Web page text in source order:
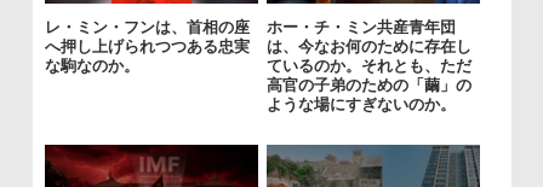
レ・ミン・フンは、首相の座
へ押し上げられつつある忠実
な駒なのか。
ホー・チ・ミン共産青年団
は、今なお何のために存在し
ているのか。それとも、ただ
高官の子弟のための「繭」の
ような場にすぎないのか。